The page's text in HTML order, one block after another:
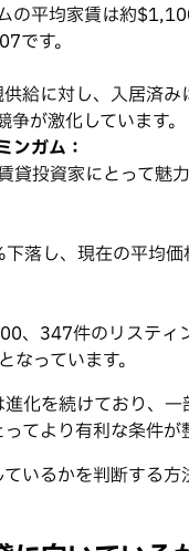
の平均家賃は約
です。
給に対し、入居済
争が激化しています。
ンガム：
貸投資家にとって魅
落し、現在の平均
、347件のリスティ
っています。
化を続けており、一
てより有利な条件が
いるかを判断する方